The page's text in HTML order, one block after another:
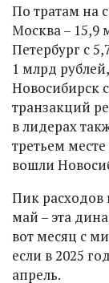
По тратам на
Москва – 15,9
Петербург с
1 млрд
Новосибирск
транзакций
в лидерах
третьем
вошли
Пик расходов
май – эта
вот месяц с
если в 2025
апрель.